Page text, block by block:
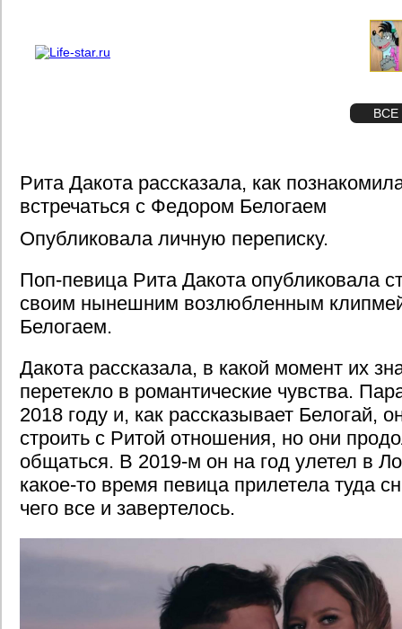
ВСЕ
Рита Дакота рассказала, как
встречаться с Федором Белогаем
Опубликовала личную переписку.
Поп-певица Рита Дакота опубликовала
своим нынешним возлюбленным
Белогаем.
Дакота рассказала, в какой момент их
перетекло в романтические чувства.
2018 году и, как рассказывает Белогай,
строить с Ритой отношения, но они
общаться. В 2019-м он на год улетел в
какое-то время певица прилетела туда
чего все и завертелось.